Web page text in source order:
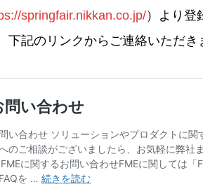
springfair.nikkan.co.jp/）より登
下記のリンクからご連絡いただ